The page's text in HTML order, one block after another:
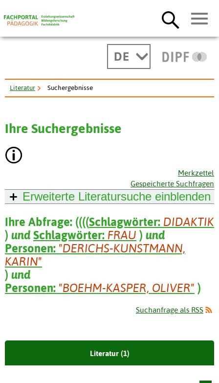
DE
Literatur Suchergebnisse
Ihre Suchergebnisse
Merkzettel
Gespeicherte Suchfragen
Erweiterte Literatursuche einblenden
Ihre Abfrage: ((((Schlagwörter: DIDAKTIK
) und Schlagwörter: FRAU ) und
Personen: "DERICHS-KUNSTMANN,
KARIN"
) und
Personen: "BOEHM-KASPER, OLIVER" )
Suchanfrage als RSS
Literatur (1)